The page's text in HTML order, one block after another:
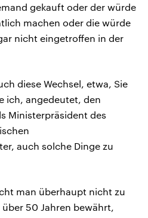
gekauft oder der würde
machen oder die würde
nicht eingetroffen in der
diese Wechsel, etwa, Sie
ich, angedeutet, den
Ministerpräsident des
auch solche Dinge zu
man überhaupt nicht zu
50 Jahren bewährt,